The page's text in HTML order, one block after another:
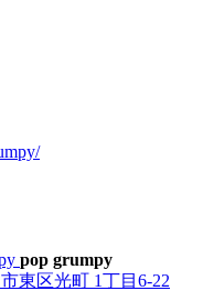
pop grumpy
東区光町 1丁目6-22